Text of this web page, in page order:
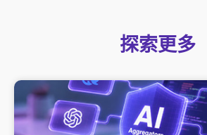
探索更多